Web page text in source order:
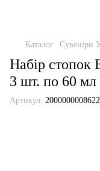
Каталог Сувеніри
Набір стопок
3 шт. по 60 мл
Артикул: 2000000008622